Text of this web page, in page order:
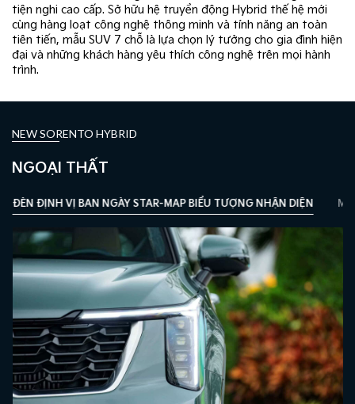
tiện nghi cao cấp. Sở hữu hệ truyền động Hybrid thế hệ mới
cùng hàng loạt công nghệ thông minh và tính năng an toàn
tiên tiến, mẫu SUV 7 chỗ là lựa chọn lý tưởng cho gia đình hiện
đại và những khách hàng yêu thích công nghệ trên mọi hành
trình.
NEW SORENTO HYBRID
NGOẠI THẤT
ĐÈN ĐỊNH VỊ BAN NGÀY STAR-MAP BIỂU TƯỢNG NHẬN DIỆN